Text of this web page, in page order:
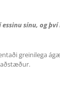
sínu, og
greinilega